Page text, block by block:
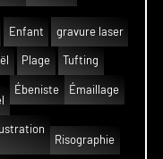
Enfant gravure laser
Plage Tufting
Ébeniste Émaillage
Risographie